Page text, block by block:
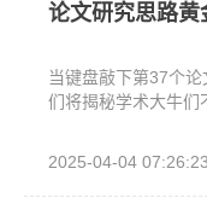
论文研究思路
当键盘敲下第37个
们将揭秘学术大牛们
2025-04-04 07:26:23